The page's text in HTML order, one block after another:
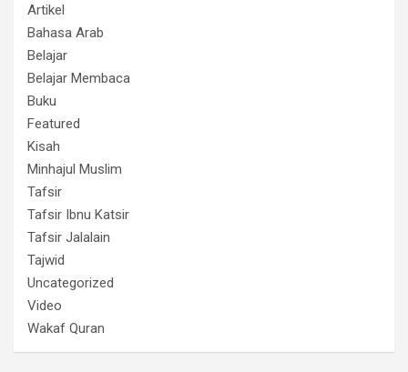
Artikel
Bahasa Arab
Belajar
Belajar Membaca
Buku
Featured
Kisah
Minhajul Muslim
Tafsir
Tafsir Ibnu Katsir
Tafsir Jalalain
Tajwid
Uncategorized
Video
Wakaf Quran